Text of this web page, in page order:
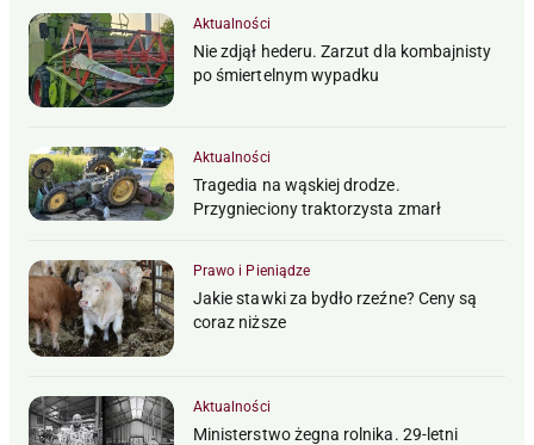
Aktualności
Nie zdjął hederu. Zarzut dla kombajnisty
po śmiertelnym wypadku
Aktualności
Tragedia na wąskiej drodze.
Przygnieciony traktorzysta zmarł
Prawo i Pieniądze
Jakie stawki za bydło rzeźne? Ceny są
coraz niższe
Aktualności
Ministerstwo żegna rolnika. 29-letni